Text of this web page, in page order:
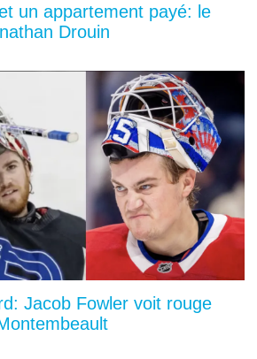
un appartement payé: le
Drouin
Jacob Fowler voit rouge